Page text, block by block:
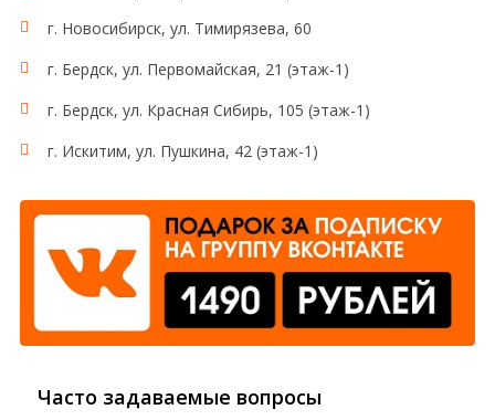
г. Новосибирск, ул. Тимирязева, 60
г. Бердск, ул. Первомайская, 21 (этаж-1)
г. Бердск, ул. Красная Сибирь, 105 (этаж-1)
г. Искитим, ул. Пушкина, 42 (этаж-1)
Часто задаваемые вопросы